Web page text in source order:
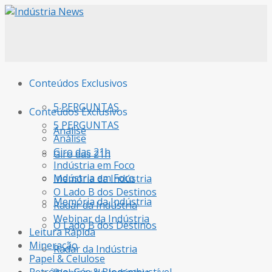
Conteúdos Exclusivos
5 PERGUNTAS
Análise
Giro das 21h
Indústria em Foco
Memória da Indústria
O Lado B dos Destinos
Radar da Indústria
Conteúdos Exclusivos
5 PERGUNTAS
Análise
Giro das 21h
Indústria em Foco
Memória da Indústria
O Lado B dos Destinos
Radar da Indústria
Webinar da Indústria
Leitura Rápida
Mineração
Papel & Celulose